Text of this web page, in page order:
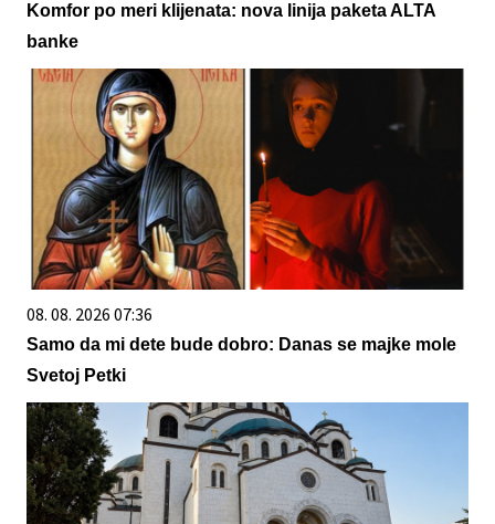
Komfor po meri klijenata: nova linija paketa ALTA
banke
08. 08. 2026 07:36
Samo da mi dete bude dobro: Danas se majke mole
Svetoj Petki